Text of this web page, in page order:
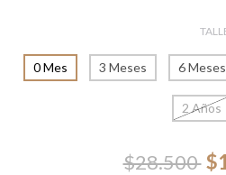
0 Mes 3 Meses 6 Meses
2 Años
$28.500